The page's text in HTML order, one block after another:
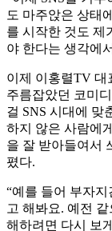
도 마주앉은 상태
를 시작한 것도 제
야 한다는 생각에
이제 이홍렬TV 대
주름잡았던 코미
걸 SNS 시대에 맞
하지 않은 사람에
을 잘 받아들여서
폈다.
“예를 들어 부자
고 해봐요. 예전
해하려면 다시 보